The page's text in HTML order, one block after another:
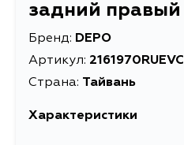
задний правый
Бренд: DEPO
Артикул:
Страна: Тайвань
Характеристики